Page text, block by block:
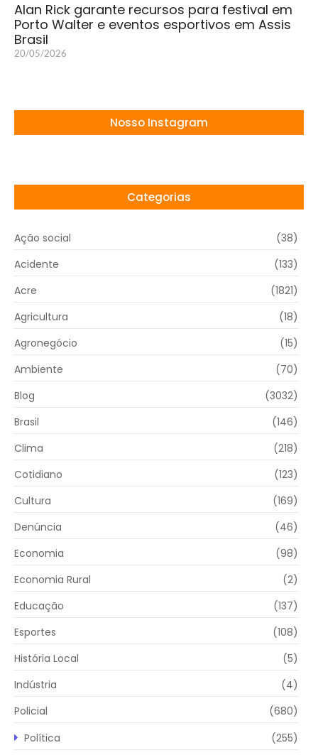
Alan Rick garante recursos para festival em
Porto Walter e eventos esportivos em Assis
Brasil
20/05/2026
Nosso Instagram
Categorias
Ação social
(38)
Acidente
(133)
Acre
(1821)
Agricultura
(18)
Agronegócio
(15)
Ambiente
(70)
Blog
(3032)
Brasil
(146)
Clima
(218)
Cotidiano
(123)
Cultura
(169)
Denúncia
(46)
Economia
(98)
Economia Rural
(2)
Educação
(137)
Esportes
(108)
História Local
(5)
Indústria
(4)
Policial
(680)
Política
(255)